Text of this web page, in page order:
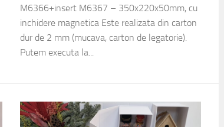
M6366+insert M6367 – 350x220x50mm, cu
inchidere magnetica Este realizata din carton
dur de 2 mm (mucava, carton de legatorie).
Putem executa la...